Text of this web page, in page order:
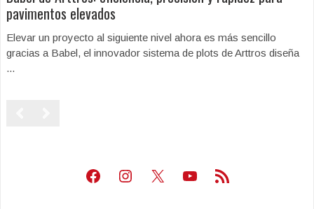
pavimentos elevados
Elevar un proyecto al siguiente nivel ahora es más sencillo
gracias a Babel, el innovador sistema de plots de Arttros diseña
...
Facebook
Instagram
X Youtube
Feed RSS